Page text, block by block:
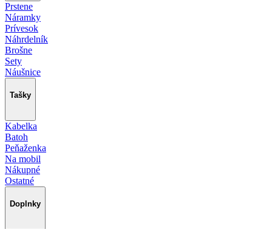
Prstene
Náramky
Prívesok
Náhrdelník
Brošne
Sety
Náušnice
Tašky
Kabelka
Batoh
Peňaženka
Na mobil
Nákupné
Ostatné
Doplnky